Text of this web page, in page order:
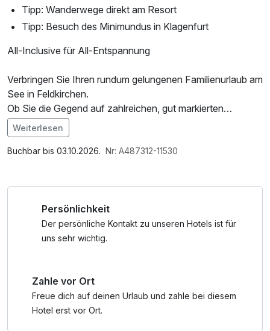
Tipp: Wanderwege direkt am Resort
Tipp: Besuch des Minimundus in Klagenfurt
All-Inclusive für All-Entspannung
Verbringen Sie Ihren rundum gelungenen Familienurlaub am
See in Feldkirchen.
Ob Sie die Gegend auf zahlreichen, gut markierten
Wander- und Radwegen erkunden, den Heidi-Alm Falkert –
einen Heidi-inspirierten Themenpark – entdecken oder
einen Tagesausflug nach Minimundus unternehmen:
Tipp für die 'Großen': Alkoholische Getränke sind zum
Mittag- und Abendessen inkludiert.
Weiterlesen
Buchbar bis 03.10.2026. Nr: A487312-11530
Persönlichkeit
Der persönliche Kontakt zu unseren Hotels ist für
uns sehr wichtig.
Zahle vor Ort
Freue dich auf deinen Urlaub und zahle bei diesem
Hotel erst vor Ort.